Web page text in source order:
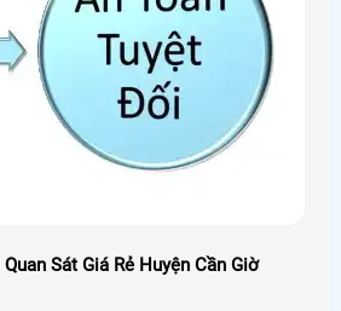
Sát Giá Rẻ Huyện Cần Giờ